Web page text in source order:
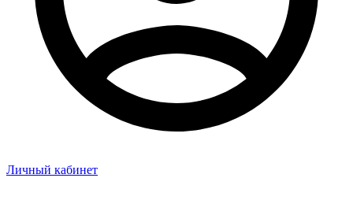
Личный кабинет